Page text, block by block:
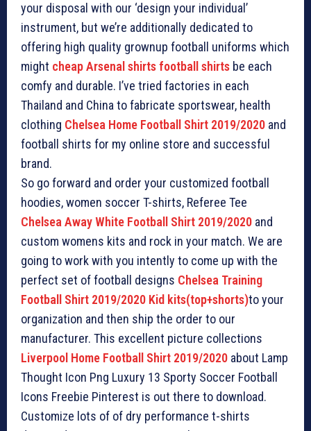
your disposal with our ‘design your individual’
instrument, but we’re additionally dedicated to
offering high quality grownup football uniforms which
might cheap Arsenal shirts football shirts be each
comfy and durable. I’ve tried factories in each
Thailand and China to fabricate sportswear, health
clothing Chelsea Home Football Shirt 2019/2020 and
football shirts for my online store and successful
brand.
So go forward and order your customized football
hoodies, women soccer T-shirts, Referee Tee
Chelsea Away White Football Shirt 2019/2020 and
custom womens kits and rock in your match. We are
going to work with you intently to come up with the
perfect set of football designs Chelsea Training
Football Shirt 2019/2020 Kid kits(top+shorts)to your
organization and then ship the order to our
manufacturer. This excellent picture collections
Liverpool Home Football Shirt 2019/2020 about Lamp
Thought Icon Png Luxury 13 Sporty Soccer Football
Icons Freebie Pinterest is out there to download.
Customize lots of of dry performance t-shirts